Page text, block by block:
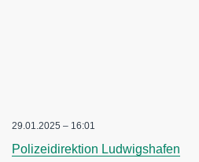
29.01.2025 – 16:01
Polizeidirektion Ludwigshafen